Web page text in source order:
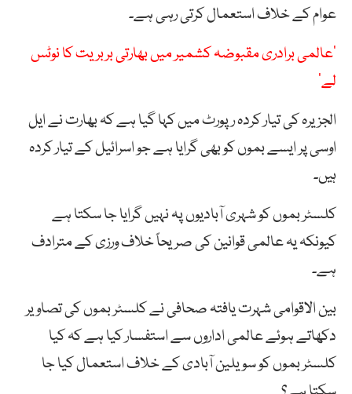
عوام کے خلاف استعمال کرتی رہی ہے۔
’عالمی برادری مقبوضہ کشمیر میں بھارتی بربریت کا نوٹس
لے‘
الجزیرہ کی تیار کردہ رپورٹ میں کہا گیا ہے کہ بھارت نے ایل
اوسی پر ایسے بموں کو بھی گرایا ہے جو اسرائیل کے تیار کردہ
ہیں۔
کلسٹر بموں کو شہری آبادیوں پہ نہیں گرایا جا سکتا ہے
کیونکہ یہ عالمی قوانین کی صریحاً خلاف ورزی کے مترادف
ہے۔
بین الاقوامی شہرت یافتہ صحافی نے کلسٹر بموں کی تصاویر
دکھاتے ہوئے عالمی اداروں سے استفسار کیا ہے کہ کیا
کلسٹر بموں کو سویلین آبادی کے خلاف استعمال کیا جا